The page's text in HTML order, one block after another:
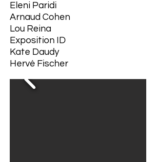
Eleni Paridi
Arnaud Cohen
Lou Reina
Exposition ID
Kate Daudy
Hervé Fischer